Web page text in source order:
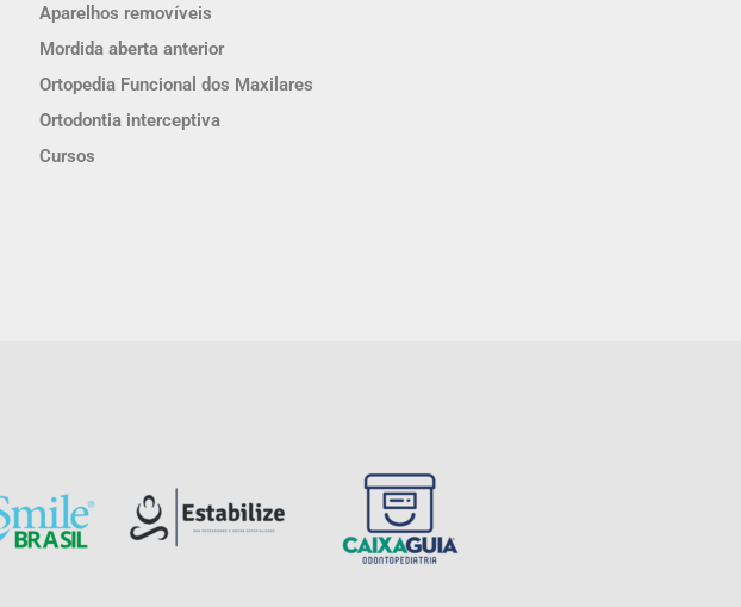
Aparelhos removíveis
Mordida aberta anterior
Ortopedia Funcional dos Maxilares
Ortodontia interceptiva
Cursos